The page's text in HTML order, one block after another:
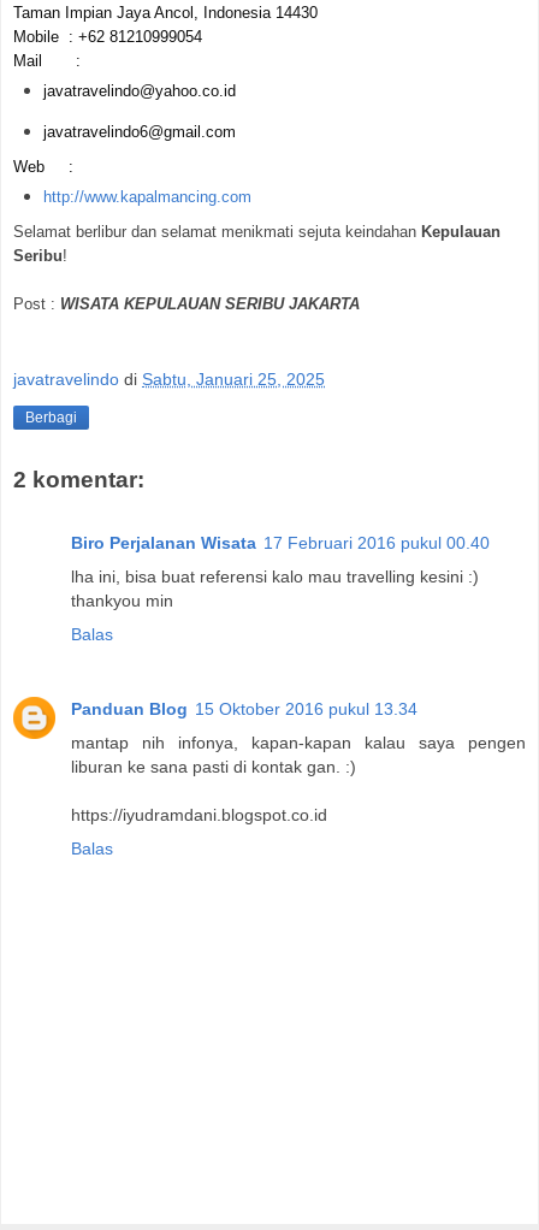
Taman Impian Jaya Ancol, Indonesia 14430
Mobile : +62 81210999054
Mail :
javatravelindo@yahoo.co.id
javatravelindo6@gmail.com
Web :
http://www.kapalmancing.com
Selamat berlibur dan selamat menikmati sejuta keindahan Kepulauan
Seribu!
Post : WISATA KEPULAUAN SERIBU JAKARTA
javatravelindo di Sabtu, Januari 25, 2025
Berbagi
2 komentar:
Biro Perjalanan Wisata 17 Februari 2016 pukul 00.40
lha ini, bisa buat referensi kalo mau travelling kesini :)
thankyou min
Balas
Panduan Blog 15 Oktober 2016 pukul 13.34
mantap nih infonya, kapan-kapan kalau saya pengen
liburan ke sana pasti di kontak gan. :)
https://iyudramdani.blogspot.co.id
Balas